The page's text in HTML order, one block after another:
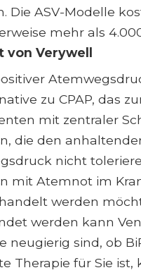
Die ASV-Modelle
mehr als
von Verywell
zu CPAP, das
mit zentraler
die den
nicht
mit Atemnot im
werden
werden kann
neugierig sind, ob
Therapie für Sie ist,